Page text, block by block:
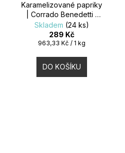
Karamelizované papriky
| Corrado Benedetti |
300g
Skladem (24 ks)
289 Kč
Měrná
963,33 Kč / 1 kg
DO KOŠÍKU